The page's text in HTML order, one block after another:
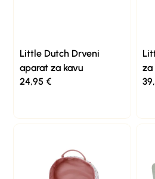
Little Dutch Drveni
aparat za kavu
24,95€
za